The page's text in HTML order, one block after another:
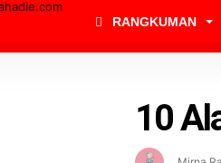
RANGKUMAN
10